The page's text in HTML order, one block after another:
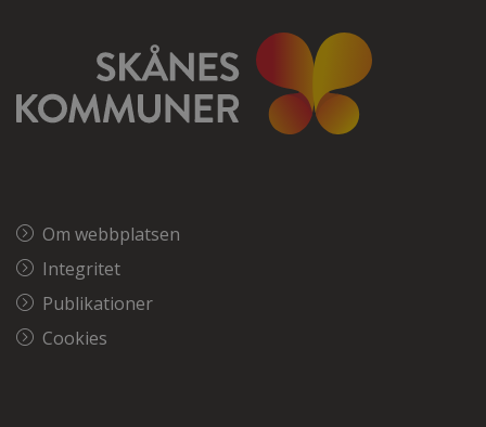
Om webbplatsen
Integritet
Publikationer
Cookies